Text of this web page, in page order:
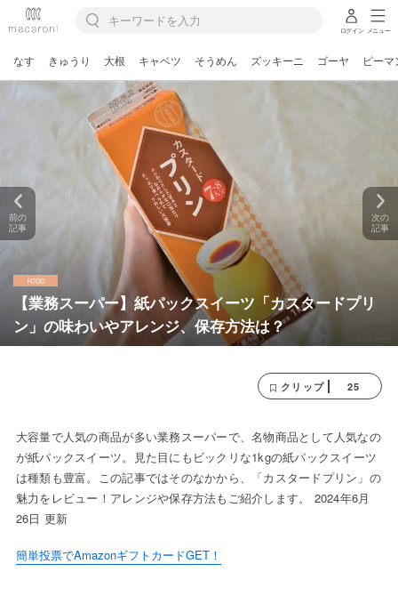
ログイン メニュー
なす きゅうり 大根 キャベツ そうめん ズッキーニ ゴーヤ ピーマ
【業務スーパー】紙パックスイーツ「カスタードプリ
ン」の味わいやアレンジ、保存方法は？
前の
記事
次の
記事
クリップ 25
大容量で人気の商品が多い業務スーパーで、名物商品として人気なの
が紙パックスイーツ。見た目にもビックリな1kgの紙パックスイーツ
は種類も豊富。この記事ではそのなかから、「カスタードプリン」の
魅力をレビュー！アレンジや保存方法もご紹介します。 2024年6月
26日 更新
簡単投票でAmazonギフトカードGET！